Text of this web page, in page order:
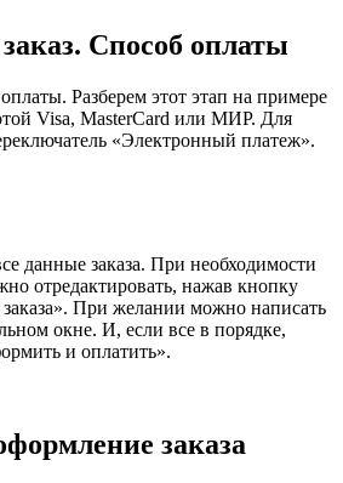
Способ оплаты
Разберем этот этап на примере
Visa, MasterCard или МИР. Для
«Электронный платеж».
данные заказа. При необходимости
отредактировать, нажав кнопку
заказа». При желании можно написать
окне. И, если все в порядке,
и оплатить».
заказа